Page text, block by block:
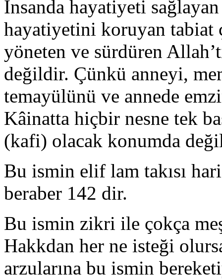
İnsanda hayatiyeti
hayatiyetini koruyan tabiat
yöneten ve sürdüren
değildir. Çünkü anneyi,
temayülünü ve annede
Kâinatta hiçbir nesne tek
(kafi) olacak konumda
Bu ismin elif lam takısı
beraber 142 dir.
Bu ismin zikri ile çokça
Hakkdan her ne isteği
arzularına bu ismin